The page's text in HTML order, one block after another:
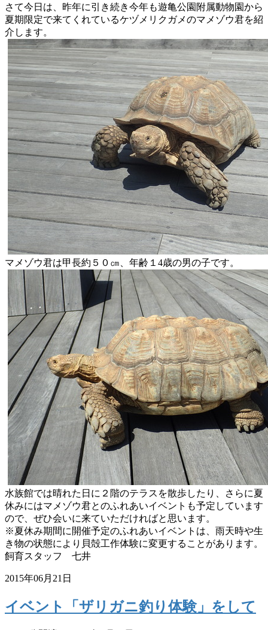
さて今日は、 昨年に引き続き今年も遊亀公園附属動物園から
夏期限定で来てくれているケヅメリクガメのマメゾウ君を紹
介します。
マメゾウ君は甲長約５０㎝、年齢１4歳の男の子です。
水族館では晴れた日に２階のテラスを散歩したり、
さらに夏
休みにはマメゾウ君とのふれあいイベントも予定していま す
ので、ぜひ会いに来ていただければと思います。
※夏休み期間に開催予定のふれあいイベントは、 雨天時や生
き物の状態により貝殻工作体験に変更することがありま す。
飼育スタッフ 七井
2015年06月21日
イベント「ザリガニ釣り体験」をして